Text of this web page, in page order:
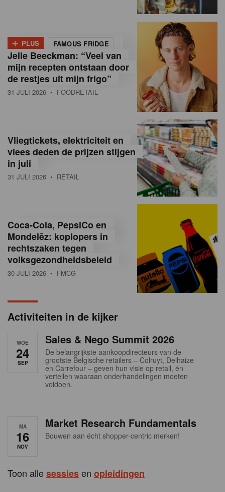
n
B
e
g
ë
e
a
n
+ PLUS FAMOUS FRIDGE
Jelle Beeckman: “Veel van
mijn recepten ontstaan door
de restjes uit mijn frigo”
31 JULI 2026 • FOODRETAIL
Vliegtickets, elektriciteit en
vlees deden de prijzen stijgen
in juli
31 JULI 2026 • RETAIL
Coca-Cola, PepsiCo en
Mondelēz: koplopers in
rechtszaken tegen
volksgezondheidsbeleid
30 JULI 2026 • FMCG
Activiteiten in de kijker
WOE
24
SEP
Sales & Nego Summit 2026
De belangrijkste aankoopdirecteurs van de
grootste Belgische retailers – Colruyt, Delhaize
en Carrefour – geven hun visie op retail, én
vertellen waaraan onderhandelingen moeten
voldoen.
MA
16
NOV
Market Research Fundamentals
Bouwen aan écht shopper-centric merken!
Toon allesessiesen opleidingen